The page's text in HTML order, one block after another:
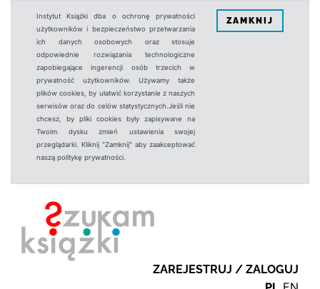
Instytut Książki dba o ochronę prywatności
użytkowników i bezpieczeństwo przetwarzania
ich danych osobowych oraz stosuje
odpowiednie rozwiązania technologiczne
zapobiegające ingerencji osób trzecich w
prywatność użytkowników. Używamy także
plików cookies, by ułatwić korzystanie z naszych
serwisów oraz do celów statystycznych.Jeśli nie
chcesz, by pliki cookies były zapisywane na
Twoim dysku zmień ustawienia swojej
przeglądarki. Kliknij "Zamknij" aby zaakceptować
naszą politykę prywatności.
ZAMKNIJ
ZAREJESTRUJ / ZALOGUJ